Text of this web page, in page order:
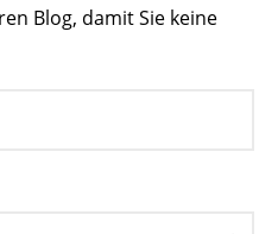
Blog, damit Sie keine